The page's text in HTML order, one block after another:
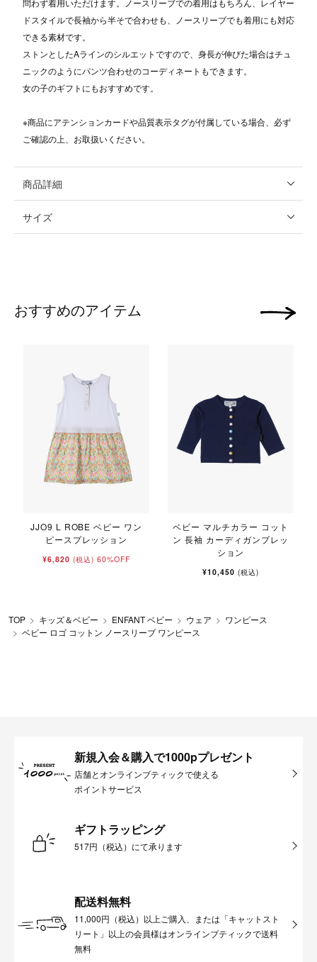
問わず着用いただけます。ノースリーブでの着用はもちろん、レイヤー
ドスタイルで長袖から半そで合わせも、ノースリーブでも着用にも対応
できる素材です。
ストンとしたAラインのシルエットですので、身長が伸びた場合はチュ
ニックのようにパンツ合わせのコーディネートもできます。
女の子のギフトにもおすすめです。
※商品にアテンションカードや品質表示タグが付属している場合、必ず
ご確認の上、お取扱いください。
商品詳細
サイズ
おすすめのアイテム
JJO9 L ROBE ベビー ワン
ピースプレッション
¥6,820 (税込) 60%OFF
ベビー マルチカラー コット
ン 長袖 カーディガンプレッ
ション
¥10,450 (税込)
次の画像
TOP キッズ＆ベビー ENFANT ベビー ウェア
ワンピース
ベビー ロゴ コットン ノースリーブ ワンピース
新規入会＆購入で1000pプレゼント
店舗とオンラインブティックで使える
ポイントサービス
ギフトラッピング
517円（税込）にて承ります
配送料無料
11,000円（税込）以上ご購入、または「キャットスト
リート」以上の会員様はオンラインブティックで送料
無料